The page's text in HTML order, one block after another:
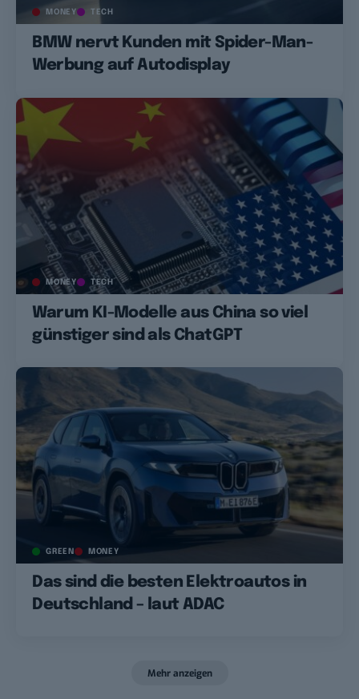
MONEY TECH
BMW nervt Kunden mit Spider-Man-
Werbung auf Autodisplay
MONEY TECH
Warum KI-Modelle aus China so viel
günstiger sind als ChatGPT
GREEN MONEY
Das sind die besten Elektroautos in
Deutschland – laut ADAC
Mehr anzeigen